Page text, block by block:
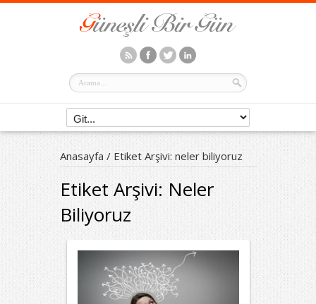
Anasayfa / Etiket Arşivi: neler biliyoruz
Etiket Arşivi:Neler
Biliyoruz